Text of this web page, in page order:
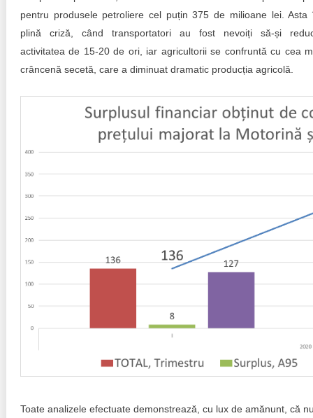
pentru produsele petroliere cel puțin 375 de milioane lei. Asta
plină criză, când transportatori au fost nevoiți să-și
activitatea de 15-20 de ori, iar agricultorii se confruntă cu cea
crâncenă secetă, care a diminuat dramatic producția agricolă.
Toate analizele efectuate demonstrează, cu lux de amănunt, că